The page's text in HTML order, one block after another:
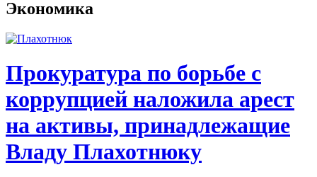
Экономика
Прокуратура по борьбе с
коррупцией наложила арест
на активы, принадлежащие
Владу Плахотнюку